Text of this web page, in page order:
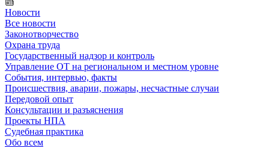
Новости
Все новости
Законотворчество
Охрана труда
Государственный надзор и контроль
Управление ОТ на региональном и местном уровне
События, интервью, факты
Происшествия, аварии, пожары, несчастные случаи
Передовой опыт
Консультации и разъяснения
Проекты НПА
Судебная практика
Обо всем